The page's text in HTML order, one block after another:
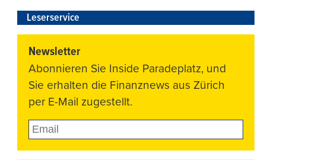
Leserservice
Newsletter
Abonnieren Sie Inside Paradeplatz, und
Sie erhalten die Finanznews aus Zürich
per E-Mail zugestellt.